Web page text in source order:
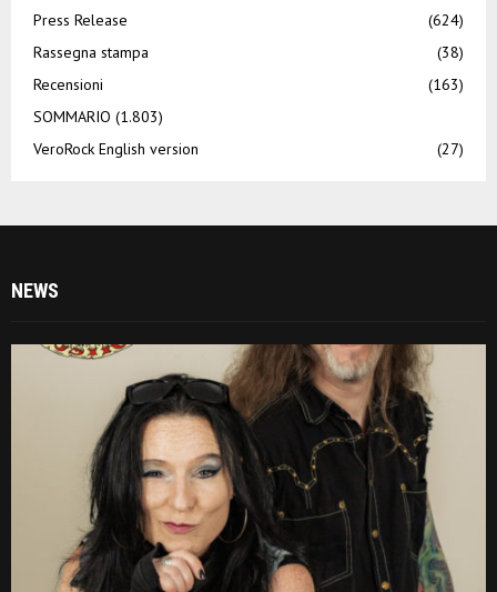
Press Release
(624)
Rassegna stampa
(38)
Recensioni
(163)
SOMMARIO (1.803)
VeroRock English version
(27)
NEWS